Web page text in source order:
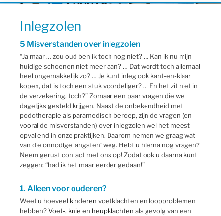
Inlegzolen
5 Misverstanden over inlegzolen
“Ja maar … zou oud ben ik toch nog niet? … Kan ik nu mijn
huidige schoenen niet meer aan? … Dat wordt toch allemaal
heel ongemakkelijk zo? … Je kunt inleg ook kant-en-klaar
kopen, dat is toch een stuk voordeliger? … En het zit niet in
de verzekering, toch?” Zomaar een paar vragen die we
dagelijks gesteld krijgen. Naast de onbekendheid met
podotherapie als paramedisch beroep, zijn de vragen (en
vooral de misverstanden) over inlegzolen wel het meest
opvallend in onze praktijken. Daarom nemen we graag wat
van die onnodige ‘angsten’ weg. Hebt u hierna nog vragen?
Neem gerust contact met ons op! Zodat ook u daarna kunt
zeggen; “had ik het maar eerder gedaan!”
1. Alleen voor ouderen?
Weet u hoeveel kinderen voetklachten en loopproblemen
hebben?Voet-, knie en heupklachten als gevolg van een